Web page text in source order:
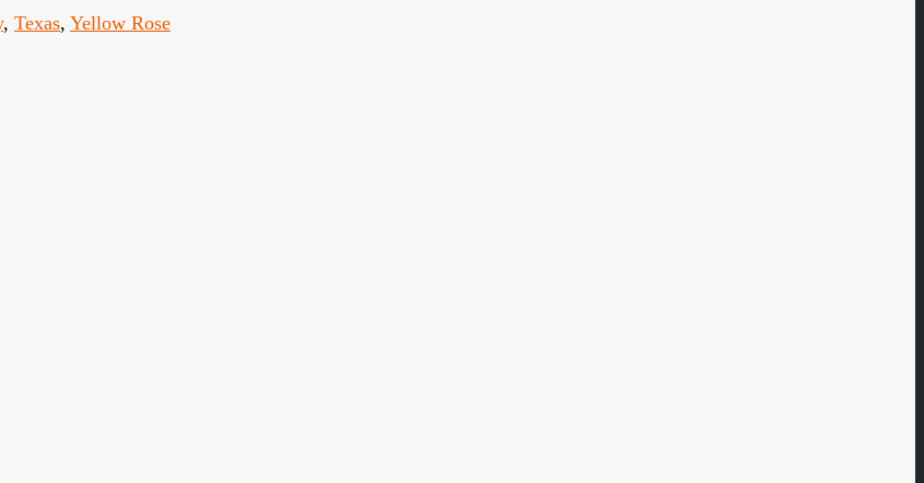
, Texas, Yellow Rose